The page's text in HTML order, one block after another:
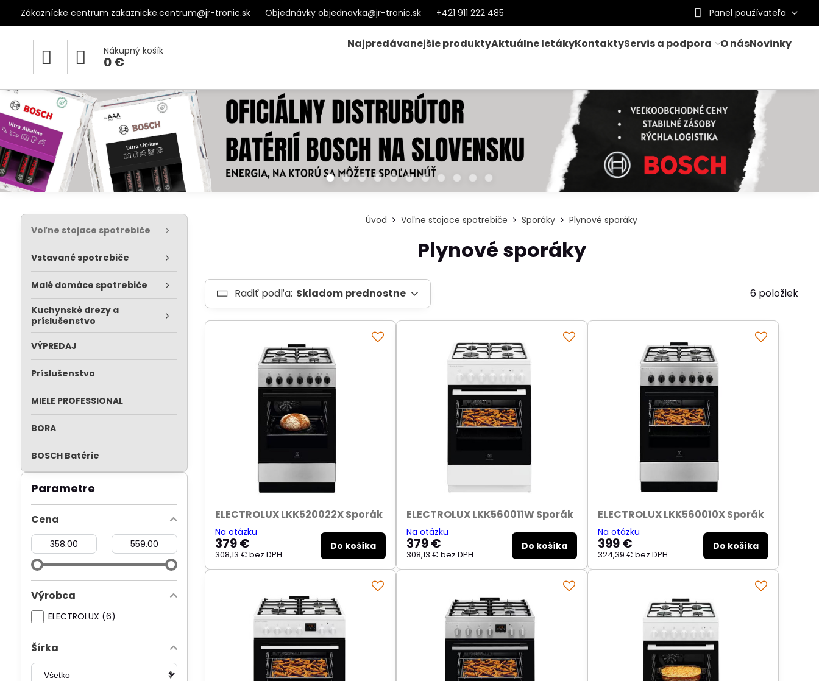
Zákaznícke centrum zakaznicke.centrum@jr-tronic.sk Objednávky objednavka@jr-tronic.sk +421 911 222 485 Panel používateľa
Nákupný košík
0 €
Najpredávanejšie produktyAktuálne letákyKontaktyServis a podpora O násNovinky
Úvod Voľne stojace spotrebiče Sporáky Plynové sporáky
Plynové sporáky
Radiť podľa: Skladom prednostne 6 položiek
ELECTROLUX LKK520022X Sporák
Na otázku
379 €
308,13 €bez DPH
Do košíka
ELECTROLUX LKK560011W Sporák
Na otázku
379 €
308,13 €bez DPH
Do košíka
ELECTROLUX LKK560010X Sporák
Na otázku
399 €
324,39 €bez DPH
Do košíka
Parametre
Cena
Od:
Do:
Výrobca
ELECTROLUX (6)
Šírka
Voľne stojace spotrebiče
Vstavané spotrebiče
Malé domáce spotrebiče
Kuchynské drezy a
príslušenstvo
VÝPREDAJ
Príslušenstvo
MIELE PROFESSIONAL
BORA
BOSCH Batérie